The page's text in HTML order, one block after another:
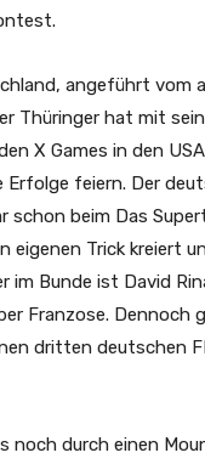
angeführt vom
Thüringer hat mit
X Games in den
feiern. Der
schon beim Das
eigenen Trick kreiert
Bunde ist David
Franzose. Dennoch
dritten deutschen
noch durch einen